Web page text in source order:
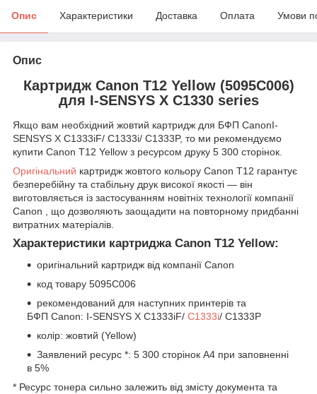
Опис Характеристики Доставка Оплата Умови
Опис
Картридж Canon T12 Yellow (5095C006)
для I-SENSYS X C1330 series
Якщо вам необхідний жовтий картридж для БФП CanonI-
SENSYS X C1333iF/ C1333i/ C1333P, то ми рекомендуємо
купити Canon T12 Yellow з ресурсом друку 5 300 сторінок.
Оригінальний картридж жовтого кольору Canon T12 гарантує
безперебійну та стабільну друк високої якості — він
виготовляється із застосуванням новітніх технології компанії
Canon , що дозволяють заощадити на повторному придбанні
витратних матеріалів.
Характеристики картриджа Canon T12 Yellow:
оригінальний картридж від компанії Canon
код товару 5095C006
рекомендований для наступних принтерів та
БФП Canon: I-SENSYS X C1333iF/ C1333i/ C1333P
колір: жовтий (Yellow)
Заявлений ресурс *: 5 300 сторінок А4 при заповненні
в 5%
* Ресурс тонера сильно залежить від змісту документа та